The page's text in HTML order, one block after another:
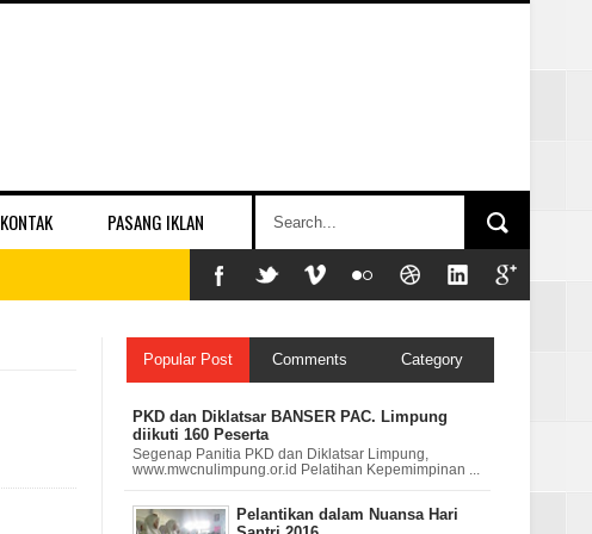
KONTAK PASANG IKLAN
Popular Post Comments Category
PKD dan Diklatsar BANSER PAC. Limpung
diikuti 160 Peserta
Segenap Panitia PKD dan Diklatsar Limpung,
www.mwcnulimpung.or.id Pelatihan Kepemimpinan ...
Pelantikan dalam Nuansa Hari